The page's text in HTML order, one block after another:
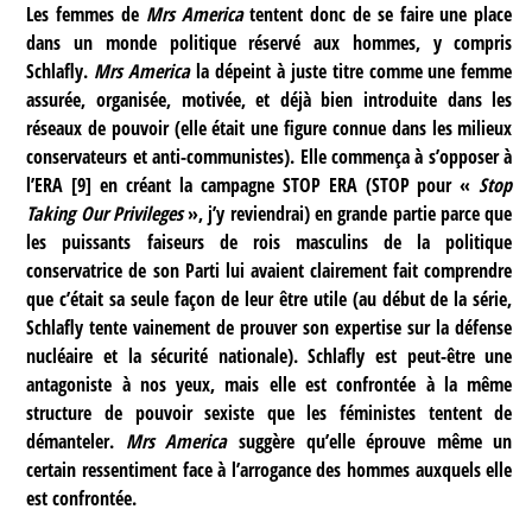
Les femmes de Mrs Americatentent donc de se faire une place
dans un monde politique réservé aux hommes, y compris
Schlafly. Mrs Americala dépeint à juste titre comme une femme
assurée, organisée, motivée, et déjà bien introduite dans les
réseaux de pouvoir (elle était une figure connue dans les milieux
conservateurs et anti-communistes). Elle commença à s’opposer à
l’ERA [9] en créant la campagne STOP ERA (STOP pour «Stop
Taking Our Privileges», j’y reviendrai) en grande partie parce que
les puissants faiseurs de rois masculins de la politique
conservatrice de son Parti lui avaient clairement fait comprendre
que c’était sa seule façon de leur être utile (au début de la série,
Schlafly tente vainement de prouver son expertise sur la défense
nucléaire et la sécurité nationale). Schlafly est peut-être une
antagoniste à nos yeux, mais elle est confrontée à la même
structure de pouvoir sexiste que les féministes tentent de
démanteler. Mrs America suggère qu’elle éprouve même un
certain ressentiment face à l’arrogance des hommes auxquels elle
est confrontée.